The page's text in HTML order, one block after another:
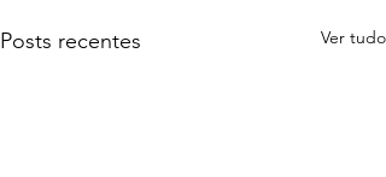
Posts recentes Ver tudo